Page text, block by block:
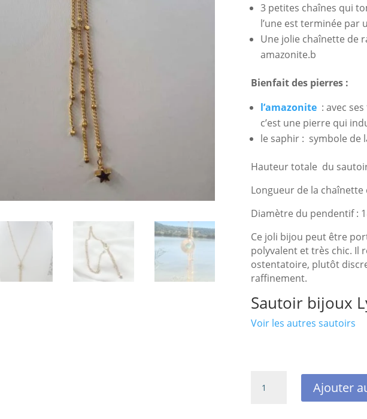
3 petites chaînes qui
l’une est terminée par
Une jolie chaînette de
amazonite.b
Bienfait des pierres :
l’amazonite : avec
c’est une pierre qui
le saphir : symbole de
Hauteur totale du
Longueur de la chaînette
Diamètre du pendentif :
Ce joli bijou peut être
polyvalent et très chic. Il
ostentatoire, plutôt
raffinement.
Sautoir bijoux
Voir les autres sautoirs
Ajouter